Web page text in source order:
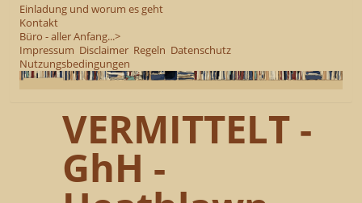
Einladung und worum es geht
Kontakt
Büro - aller Anfang...>
Impressum Disclaimer Regeln Datenschutz
Nutzungsbedingungen
VERMITTELT -
GhH -